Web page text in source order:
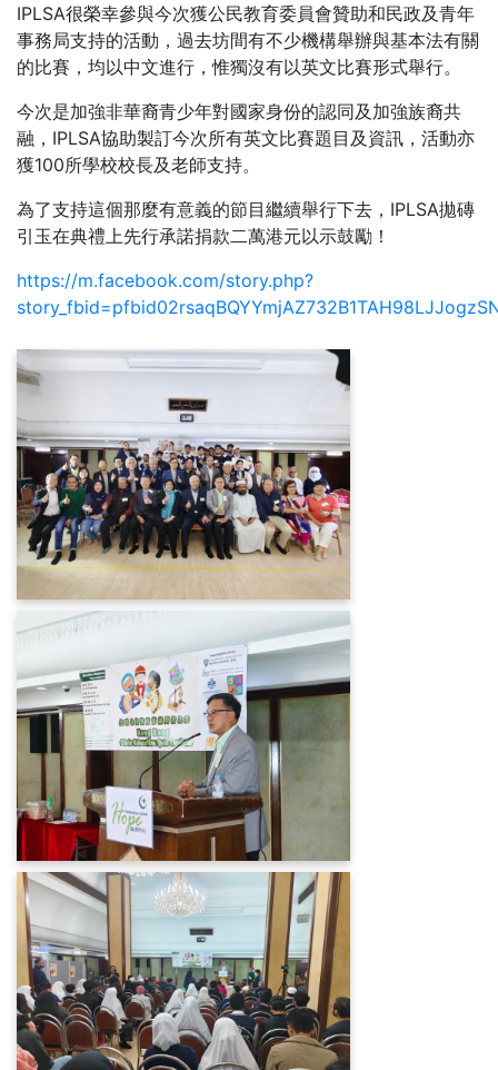
IPLSA很榮幸參與今次獲公民教育委員會贊助和民政及青年
事務局支持的活動，過去坊間有不少機構舉辦與基本法有關
的比賽，均以中文進行，惟獨沒有以英文比賽形式舉行。
今次是加強非華裔青少年對國家身份的認同及加強族裔共
融，IPLSA協助製訂今次所有英文比賽題目及資訊，活動亦
獲100所學校校長及老師支持。
為了支持這個那麼有意義的節目繼續舉行下去，IPLSA拋磚
引玉在典禮上先行承諾捐款二萬港元以示鼓勵！
https://m.facebook.com/story.php?